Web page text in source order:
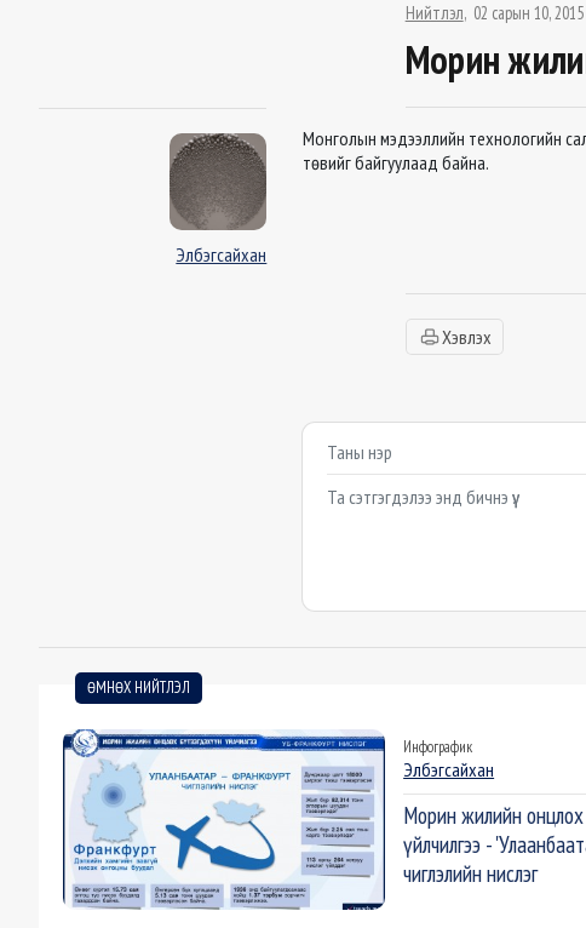
Нийтлэл 02 сарын 10, 2015
Морин
Элбэгсайхан
Монголын мэдээллийн технологийн
төвийг байгуулаад байна.
Хэвлэх
Сэтгэгдэл бичих
Example textarea
ӨМНӨХ НИЙТЛЭЛ
Инфографик
Элбэгсайхан
Морин жилийн
үйлчилгээ -
чиглэлийн нислэг